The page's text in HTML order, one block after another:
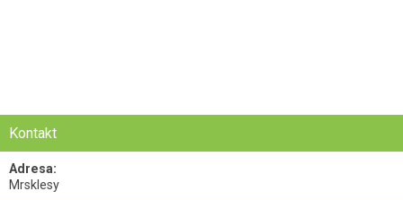
Kontakt
Adresa:
Mrsklesy